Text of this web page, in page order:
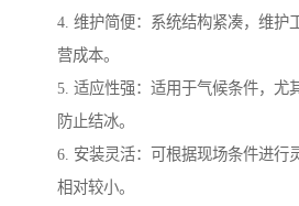
4. 维护简便：系统结构紧凑，维护
营成本。
5. 适应性强：适用于气候条件，尤
防止结冰。
6. 安装灵活：可根据现场条件进行
相对较小。